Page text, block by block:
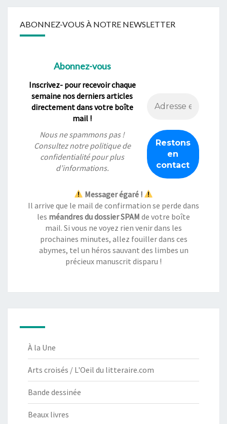
ABONNEZ-VOUS À NOTRE NEWSLETTER
Abonnez-vous
Inscrivez- pour recevoir chaque
semaine nos derniers articles
directement dans votre boîte
mail !
Nous ne spammons pas !
Consultez notrepolitique de
confidentialitépour plus
d’informations.
Messager égaré !
Il arrive que le mail de confirmation se perde dans
les méandres du dossier SPAM de votre boîte
mail. Si vous ne voyez rien venir dans les
prochaines minutes, allez fouiller dans ces
abymes, tel un héros sauvant des limbes un
précieux manuscrit disparu !
À la Une
Arts croisés / L'Oeil du litteraire.com
Bande dessinée
Beaux livres